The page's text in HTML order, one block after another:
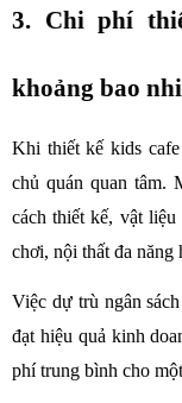
3. Chi phí
khoảng bao
Khi thiết kế kids
chủ quán quan tâm.
cách thiết kế, vật
chơi, nội thất đa năng
Việc dự trù ngân
đạt hiệu quả kinh
phí trung bình cho